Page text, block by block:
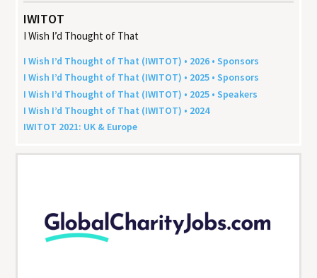
IWITOT
I Wish I’d Thought of That
I Wish I’d Thought of That (IWITOT) • 2026 • Sponsors
I Wish I’d Thought of That (IWITOT) • 2025 • Sponsors
I Wish I’d Thought of That (IWITOT) • 2025 • Speakers
I Wish I’d Thought of That (IWITOT) • 2024
IWITOT 2021: UK & Europe